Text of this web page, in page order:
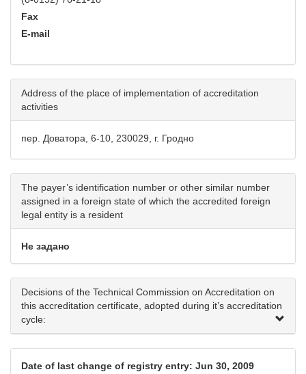
Fax
E-mail
Address of the place of implementation of accreditation
activities
пер. Доватора, 6-10, 230029, г. Гродно
The payer’s identification number or other similar number
assigned in a foreign state of which the accredited foreign
legal entity is a resident
Не задано
Decisions of the Technical Commission on Accreditation on
this accreditation certificate, adopted during it’s accreditation
cycle:
Date of last change of registry entry: Jun 30, 2009